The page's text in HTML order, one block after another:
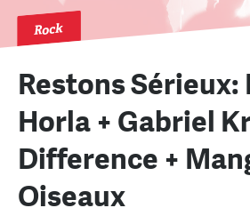
Rock
Restons Sérieux:
Horla + Gabriel
Difference +
Oiseaux